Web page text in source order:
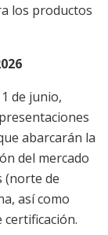
los productos
de junio,
abarcarán la
del mercado
(norte de
así como
certificación.